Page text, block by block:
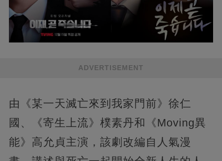
ADVERTISEMENT
由《某一天滅亡來到我家門前》徐仁
國、《寄生上流》樸素丹和《Moving異
能》高允貞主演，該劇改編自人氣漫